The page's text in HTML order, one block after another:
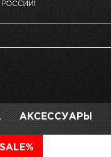
АКСЕССУАРЫ
SALE%